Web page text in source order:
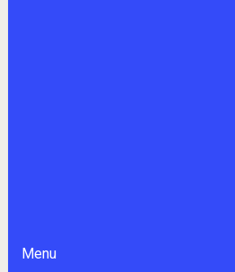
Menu